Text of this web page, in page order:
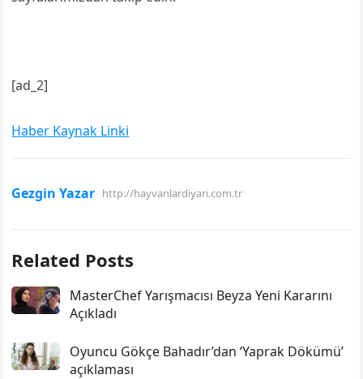
[ad_2]
Haber Kaynak Linki
Gezgin Yazar http://hayvanlardiyari.com.tr
Related Posts
MasterChef Yarışmacısı Beyza Yeni Kararını
Açıkladı
Oyuncu Gökçe Bahadır’dan ‘Yaprak Dökümü’
açıklaması